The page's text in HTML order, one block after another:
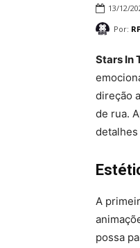
13/12/
Por:
Stars In
direção
de rua.
A
possa